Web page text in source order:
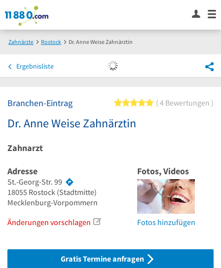
Zahnärzte Rostock Dr. Anne Weise Zahnärztin
Ergebnisliste
Branchen-Eintrag 5 von 5 Sternen
4 Bewertungen
Dr. Anne Weise Zahnärztin
Zahnarzt
Adresse
St.-Georg-Str. 99
18055 Rostock (Stadtmitte)
Mecklenburg-Vorpommern
Änderungen vorschlagen
Fotos, Videos
Fotos hinzufügen
Gratis Termine anfragen